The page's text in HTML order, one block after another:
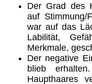
Der Grad des
auf Stimmung/
war auf das
Labilität,
Merkmale,
Der negative
blieb
Haupthaares